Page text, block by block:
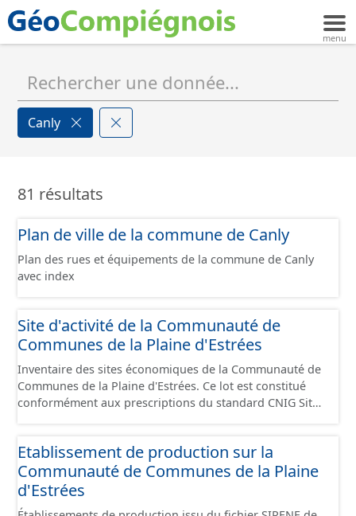
Canly
81 résultats
Plan de ville de la commune de Canly
Plan des rues et équipements de la commune de Canly
avec index
Site d'activité de la Communauté de
Communes de la Plaine d'Estrées
Inventaire des sites économiques de la Communauté de
Communes de la Plaine d'Estrées. Ce lot est constitué
conformément aux prescriptions du standard CNIG Sites
Etablissement de production sur la
Communauté de Communes de la Plaine
d'Estrées